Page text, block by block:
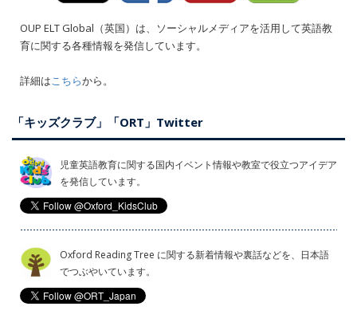
OUP ELT Global（英国）は、ソーシャルメディアを活用して英語教
育に関する各種情報を発信しています。
詳細はこちらから。
「キッズクラブ」「ORT」Twitter
児童英語教育に関する国内イベント情報や教室で役立つアイデア
を発信しています。
Oxford Reading Tree に関する新着情報や裏話などを、日本語
でつぶやいています。